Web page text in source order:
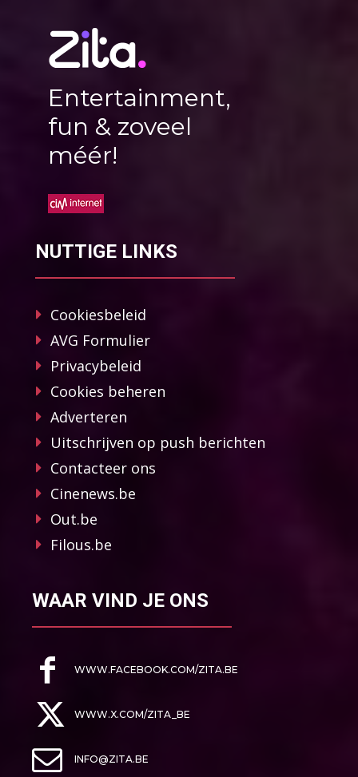
Entertainment,
fun & zoveel
méér!
NUTTIGE LINKS
Cookiesbeleid
AVG Formulier
Privacybeleid
Cookies beheren
Adverteren
Uitschrijven op push berichten
Contacteer ons
Cinenews.be
Out.be
Filous.be
WAAR VIND JE ONS
WWW.FACEBOOK.COM/ZITA.BE
WWW.X.COM/ZITA_BE
INFO@ZITA.BE